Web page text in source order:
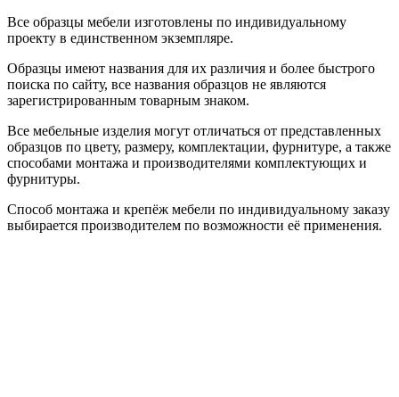
Все образцы мебели изготовлены по индивидуальному
проекту в единственном экземпляре.
Образцы имеют названия для их различия и более быстрого
поиска по сайту, все названия образцов не являются
зарегистрированным товарным знаком.
Все мебельные изделия могут отличаться от представленных
образцов по цвету, размеру, комплектации, фурнитуре, а также
способами монтажа и производителями комплектующих и
фурнитуры.
Способ монтажа и крепёж мебели по индивидуальному заказу
выбирается производителем по возможности её применения.